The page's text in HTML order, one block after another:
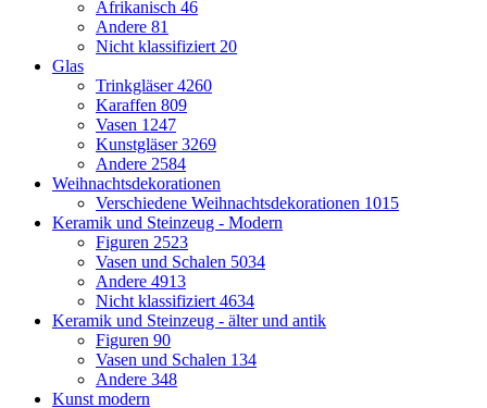
Afrikanisch 46
Andere 81
Nicht klassifiziert 20
Glas
Trinkgläser4260
Karaffen 809
Vasen 1247
Kunstgläser3269
Andere 2584
Weihnachtsdekorationen
Verschiedene Weihnachtsdekorationen 1015
Keramik und Steinzeug - Modern
Figuren 2523
Vasen und Schalen 5034
Andere 4913
Nicht klassifiziert 4634
Keramik und Steinzeug - älter und antik
Figuren 90
Vasen und Schalen 134
Andere 348
Kunst modern